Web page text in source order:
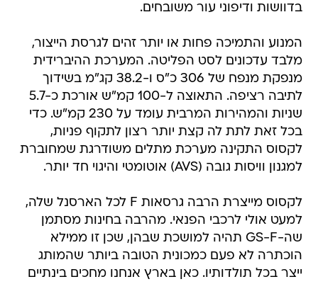
בדוושות ודיפוני עור משובחים.
המנוע והתמיכה פחות או יותר זהים לגרסת הייצור,
מלבד עדכונים לסט הפליטה. המערכת ההיברידית
מנפקת מנפח של 306 כ"ס ו-38.2 קג"מ בשידוך
לתיבה רציפה. התאוצה ל-100 קמ"ש אורכת כ-5.7
שניות והמהירות המרבית עומד על 230 קמ"ש. כדי
בכל זאת לתת לה קצת יותר רצון לתקוף פניות,
לקסוס התקינה מערכת מתלים משודרגת שמחוברת
למגנון וויסות גובה (AVS) אוטומטי והיגוי חד יותר.
לקסוס מייצרת הרבה גרסאות F לכל הארסנל שלה,
למעט אולי לרכבי הפנאי. מהרבה בחינות מסתמן
שה-GS-F תהיה למושכת שבהן, שכן זו ממילא
הוכתרה לא פעם כמכונית הטובה ביותר שהמותג
ייצר בכל תולדותיו. כאן בארץ אנחנו מחכים בינתיים